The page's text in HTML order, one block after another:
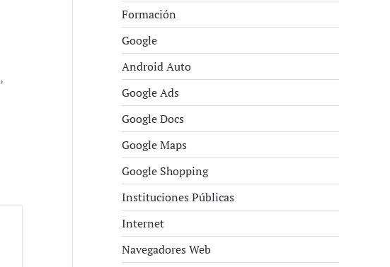
,
Formación
Google
Android Auto
Google Ads
Google Docs
Google Maps
Google Shopping
Instituciones Públicas
Internet
Navegadores Web